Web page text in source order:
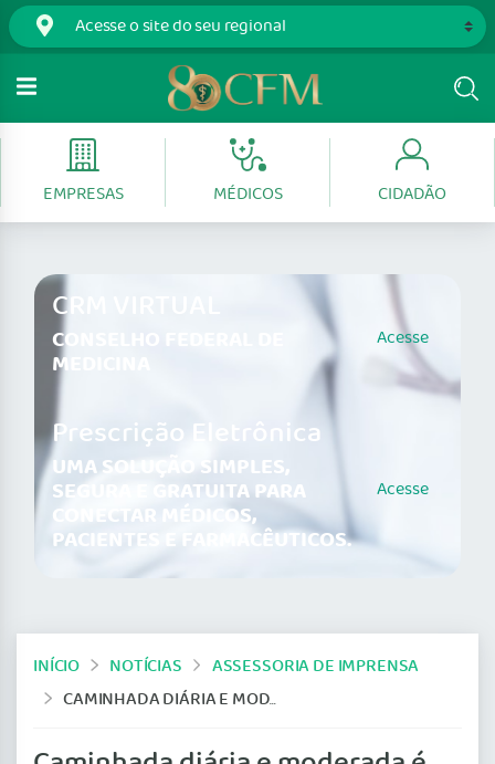
EMPRESAS MÉDICOS CIDADÃO
CRM VIRTUAL
CONSELHO FEDERAL DE
MEDICINA
Acesse
Prescrição Eletrônica
UMA SOLUÇÃO SIMPLES,
SEGURA E GRATUITA PARA
CONECTAR MÉDICOS,
PACIENTES E FARMACÊUTICOS.
Acesse
INÍCIO NOTÍCIAS
ASSESSORIA DE IMPRENSA
CAMINHADA DIÁRIA E MODERADA É MAIS IMPORTANTE QUE PRÁTICA EXAUSTIVA